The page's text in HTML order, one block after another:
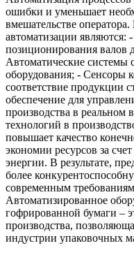
ошибки и уменьшает
вмешательстве
автоматизации являются:
позиционирования валов
Автоматические системы
оборудования; - Сенсоры
соответствие продукции
обеспечение для
производства в
технологий в
повышает качество
экономии ресурсов за
энергии. В результате,
более
современным
Автоматизированное
гофрированной бумаги –
производства,
индустрии упаковочных